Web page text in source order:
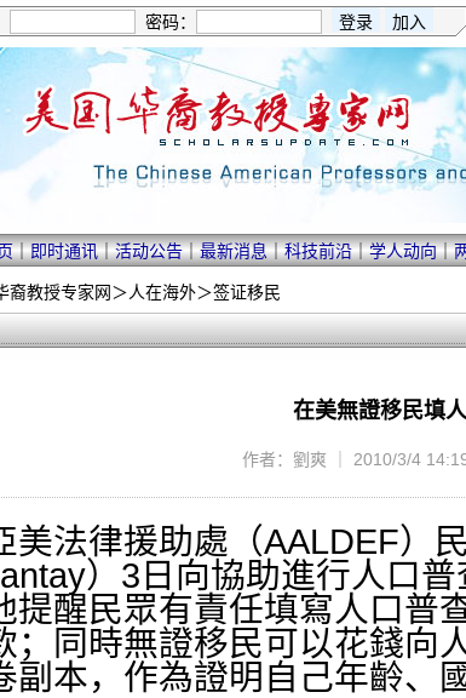
密码：
｜即时通讯｜活动公告｜最新消息｜科技前沿｜学人动向｜
裔教授专家网＞人在海外＞签证移民
在美無證移民填
作者：劉爽 ｜ 2010/3/4
律援助處（AALDEF）民
）3日向協助進行人口
提醒民眾有責任填寫人口普
；同時無證移民可以花錢向
副本，作為證明自己年齡、